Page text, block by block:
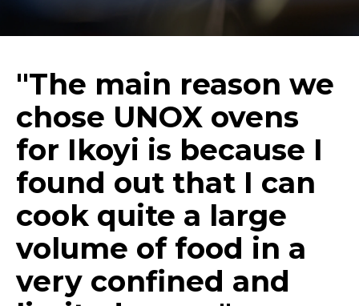
"The main reason we
chose UNOX ovens
for Ikoyi is because I
found out that I can
cook quite a large
volume of food in a
very confined and